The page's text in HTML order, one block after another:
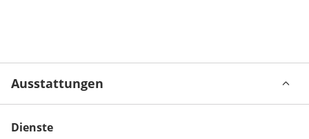
Ausstattungen
Dienste